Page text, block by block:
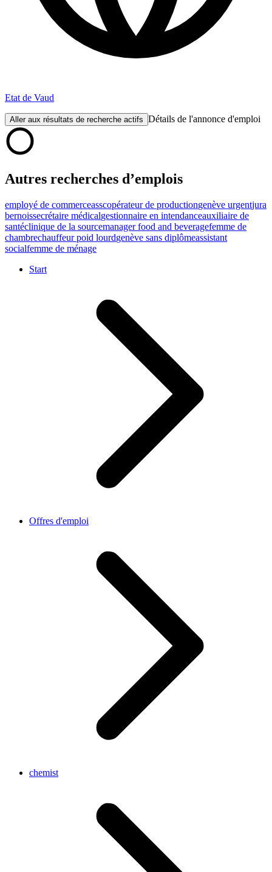
Etat de Vaud
Aller aux résultats de recherche actifs Détails de l'annonce d'emploi
Autres recherches d’emplois
employé de commerceasscopérateur de productiongenève urgentjura
bernoissecrétaire médicalgestionnaire en intendanceauxiliaire de
santéclinique de la sourcemanager food and beveragefemme de
chambrechauffeur poid lourdgenève sans diplômeassistant
socialfemme de ménage
Start
Offres d'emploi
chemist